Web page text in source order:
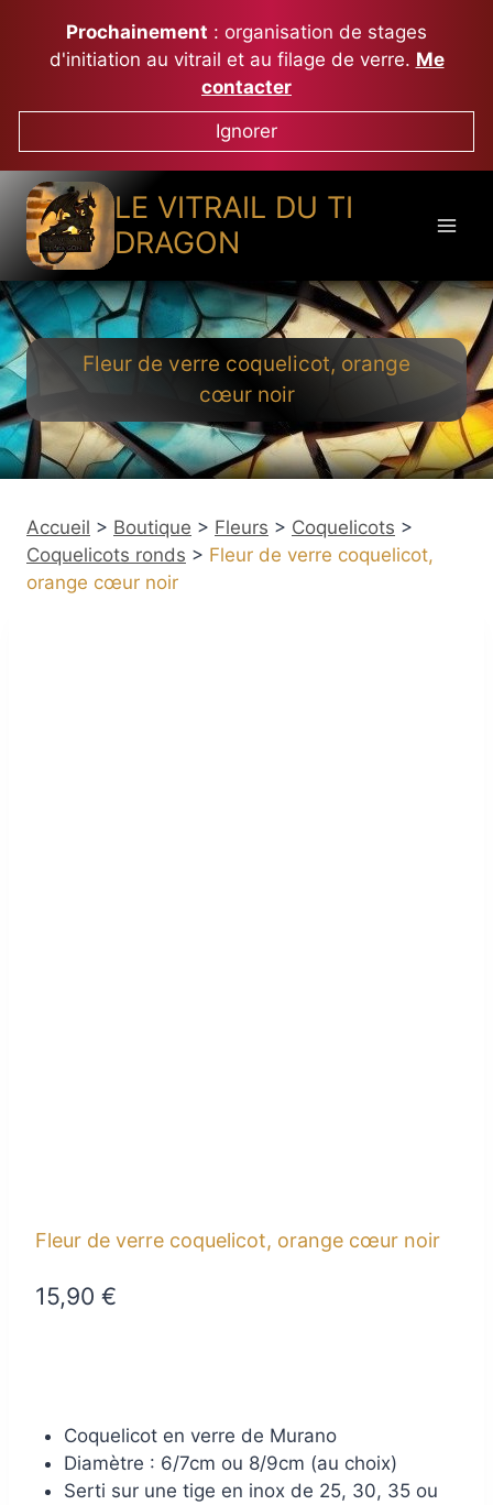
contenu
Prochainement : organisation de stages
d'initiation au vitrail et au filage de verre. Me
contacter
Ignorer
LE VITRAIL DU TI
DRAGON
Fleur de verre coquelicot, orange
cœur noir
Accueil > Boutique > Fleurs > Coquelicots >
Coquelicots ronds > Fleur de verre coquelicot,
orange cœur noir
Fleur de verre coquelicot, orange cœur noir
15,90 €
Coquelicot en verre de Murano
Diamètre : 6/7cm ou 8/9cm (au choix)
Serti sur une tige en inox de 25, 30, 35 ou